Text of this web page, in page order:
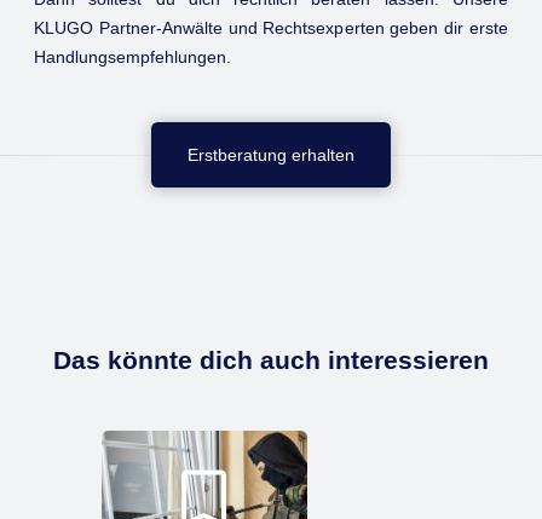
KLUGO Partner-Anwälte und Rechtsexperten geben dir erste
Handlungsempfehlungen.
Erstberatung erhalten
Das könnte dich auch interessieren